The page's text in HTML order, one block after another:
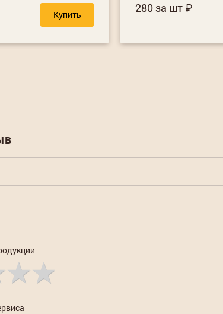
Купить 280 за шт